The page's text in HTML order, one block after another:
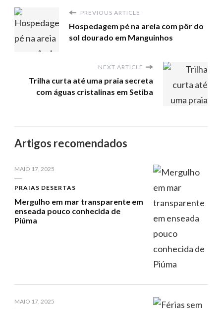
PREVIOUS ARTICLE
Hospedagem pé na areia com pôr do
sol dourado em Manguinhos
NEXT ARTICLE
Trilha curta até uma praia secreta
com águas cristalinas em Setiba
Artigos recomendados
MAIO 17, 2025
PRAIAS DESERTAS
Mergulho em mar transparente em
enseada pouco conhecida de
Piúma
MAIO 17, 2025